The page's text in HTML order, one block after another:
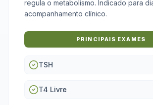
regula o metabolismo. Indicado para
acompanhamento clínico.
PRINCIPAIS EXAMES
TSH
T4 Livre